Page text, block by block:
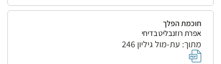
חוכמת הפלך
אפרת רוזנבליט בדיחי
מתוך: עת-מול גיליון 246